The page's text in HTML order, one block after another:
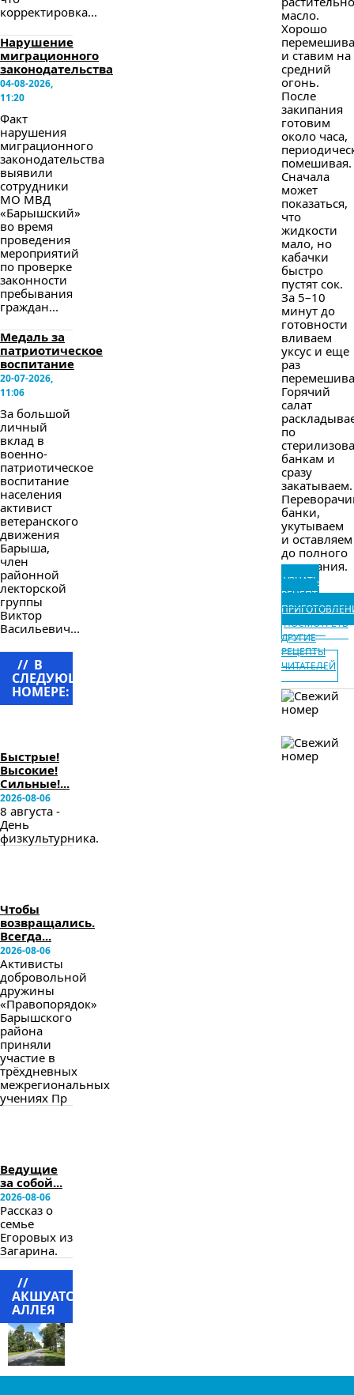
корректировка...
Нарушение
миграционного
законодательства
04-08-2026,
11:20
Факт
нарушения
миграционного
законодательства
выявили
сотрудники
МО МВД
«Барышский»
во время
проведения
мероприятий
по проверке
законности
пребывания
граждан...
Медаль за
патриотическое
воспитание
20-07-2026,
11:06
За большой
личный
вклад в
военно-
патриотическое
воспитание
населения
активист
ветеранского
движения
Барыша,
член
районной
лекторской
группы
Виктор
Васильевич...
// В
СЛЕДУЮЩЕМ
НОМЕРЕ:
Быстрые!
Высокие!
Сильные!...
2026-08-06
8 августа -
День
физкультурника.
Чтобы
возвращались.
Всегда...
2026-08-06
Активисты
добровольной
дружины
«Правопорядок»
Барышского
района
приняли
участие в
трёхдневных
межрегиональных
учениях Пр
Ведущие
за собой...
2026-08-06
Рассказ о
семье
Егоровых из
Загарина.
//
АКШУАТСКАЯ
АЛЛЕЯ
масло.
Хорошо
и ставим на
средний
огонь.
После
закипания
готовим
около часа,
помешивая.
Сначала
может
показаться,
что
жидкости
мало, но
кабачки
быстро
пустят сок.
За 5–10
минут до
готовности
вливаем
уксус и еще
раз
Горячий
салат
по
банкам и
сразу
закатываем.
банки,
укутываем
и оставляем
до полного
остывания.
УЗНАТЬ
РЕЦЕПТ
ПОСМОТРЕТЬ
ДРУГИЕ
РЕЦЕПТЫ
ЧИТАТЕЛЕЙ